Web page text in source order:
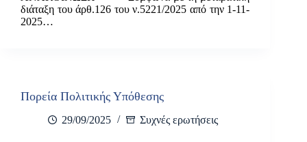
διάταξη του άρθ.126 του ν.5221/2025 από την 1-11-
2025…
Πορεία Πολιτικής Υπόθεσης
29/09/2025 Συχνές ερωτήσεις